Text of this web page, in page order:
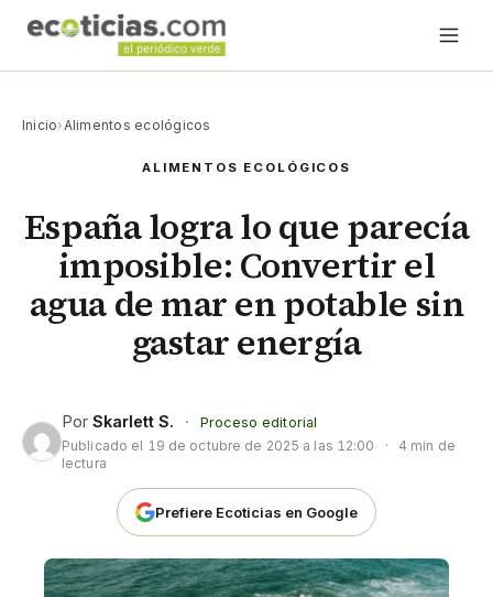
Inicio›Alimentos ecológicos
ALIMENTOS ECOLÓGICOS
España logra lo que parecía
imposible: Convertir el
agua de mar en potable sin
gastar energía
Por Skarlett S. ·
Proceso editorial
Publicado el 19 de octubre de 2025 a las 12:00 ·
4 min de
lectura
Prefiere Ecoticias en Google